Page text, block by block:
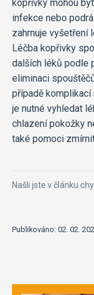
kopřivky mohou
infekce nebo
zahrnuje vyšetření
Léčba kopřivky
dalších léků podle
eliminaci
případě komplikací
je nutné vyhledat
chlazení pokožky
také pomoci
Našli jste v článku
Publikováno: 02. 02.